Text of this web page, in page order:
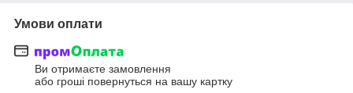
Умови оплати
Ви отримаєте замовлення
або гроші повернуться на вашу картку